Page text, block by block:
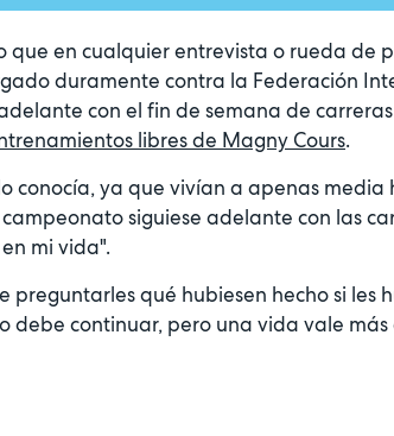
que en cualquier entrevista o rueda de
duramente contra la Federación
con el fin de semana de
libres de Magny Cours.
conocía, ya que vivían a apenas media
siguiese adelante con las
mi vida".
qué hubiesen hecho si les
debe continuar, pero una vida vale